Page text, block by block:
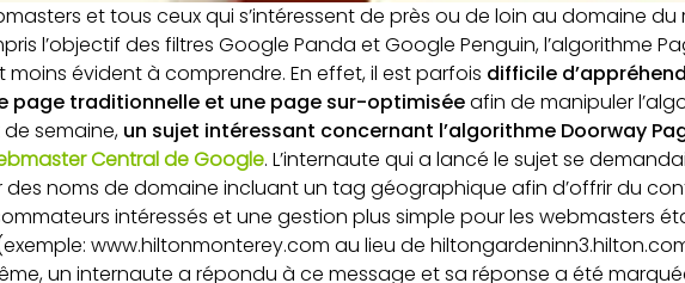
et tous ceux qui s’intéressent de près ou de loin au domaine
l’objectif des filtres Google Panda et Google Penguin, l’algorithme
moins évident à comprendre. En effet, il est parfois difficile
page traditionnelle et une page sur-optimiséeafin de manipuler
semaine, un sujet intéressant concernant l’algorithme Doorway
Central de Google. L’internaute qui a lancé le sujet se
des noms de domaine incluant un tag géographique afin d’offrir du
intéressés et une gestion plus simple pour les webmasters
www.hiltonmonterey.com au lieu de
un internaute a répondu à ce message et sa réponse a été